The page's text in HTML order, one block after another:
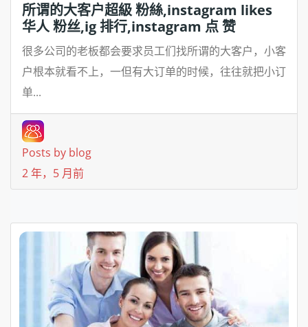
所谓的大客户超級 粉絲,instagram likes
华人 粉丝,ig 排行,instagram 点 赞
很多公司的老板都会要求员工们找所谓的大客户，小客
户根本就看不上，一但有大订单的时候，往往就把小订
单...
Posts by blog
2 年，5 月前